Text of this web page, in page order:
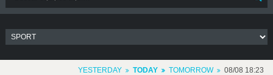
YESTERDAY TODAY TOMORROW 08/08 18:23